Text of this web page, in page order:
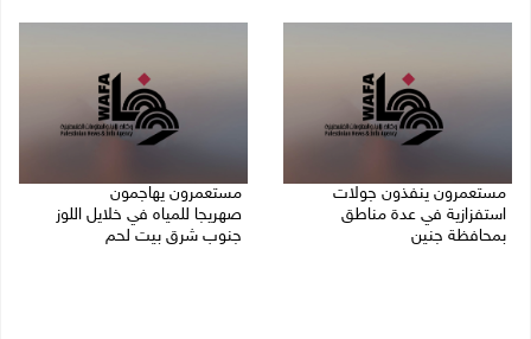
مستعمرون ينفذون جولات
استفزازية في عدة مناطق
بمحافظة جنين
مستعمرون يهاجمون
صهريجا للمياه في خلايل اللوز
جنوب شرق بيت لحم